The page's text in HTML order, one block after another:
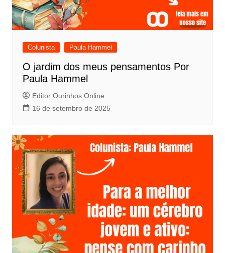
Colunista Paula Hammel
O jardim dos meus pensamentos Por
Paula Hammel
Editor Ourinhos Online
16 de setembro de 2025